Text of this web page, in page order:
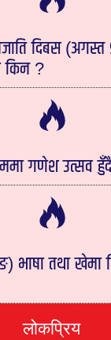
लोकप्रिय
दिबस
किन ?
गणेश उत्सव हुँदै
भाषा तथा खेमा